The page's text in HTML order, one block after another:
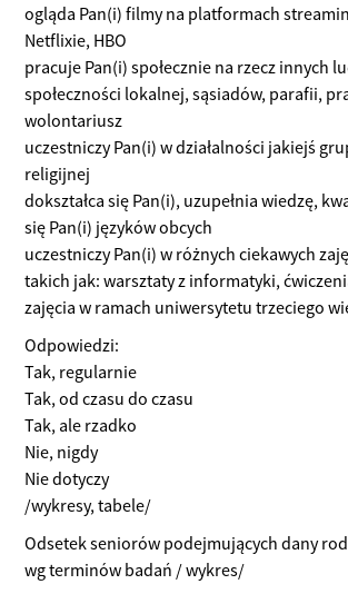
ogląda Pan(i) filmy na platformach
Netflixie, HBO
pracuje Pan(i) społecznie na rzecz innych
społeczności lokalnej, sąsiadów, parafii,
wolontariusz
uczestniczy Pan(i) w działalności jakiejś
religijnej
dokształca się Pan(i), uzupełnia wiedzę,
się Pan(i) języków obcych
uczestniczy Pan(i) w różnych ciekawych
takich jak: warsztaty z informatyki,
zajęcia w ramach uniwersytetu trzeciego
Odpowiedzi:
Tak, regularnie
Tak, od czasu do czasu
Tak, ale rzadko
Nie, nigdy
Nie dotyczy
/wykresy, tabele/
Odsetek seniorów podejmujących dany
wg terminów badań / wykres/